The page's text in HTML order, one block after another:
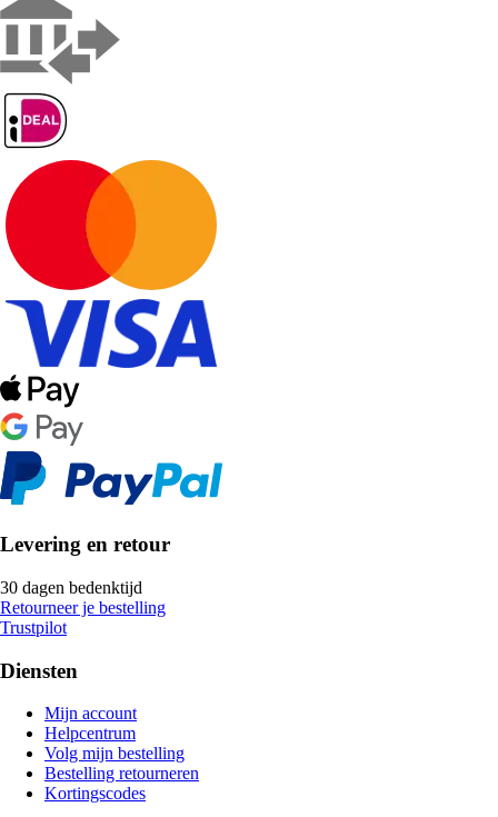
Levering en retour
30 dagen bedenktijd
Retourneer je bestelling
Trustpilot
Diensten
Mijn account
Helpcentrum
Volg mijn bestelling
Bestelling retourneren
Kortingscodes